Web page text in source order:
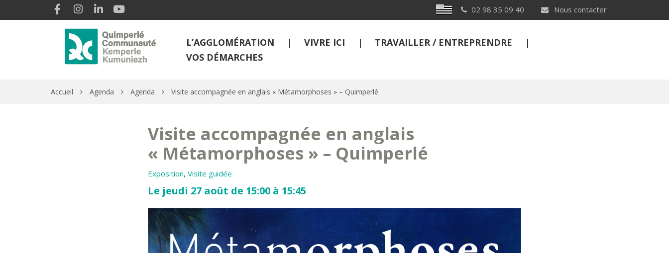
Gestion des traceurs Breton 02 98 35 09 40 Nous contacter
Lien vers le compte Facebook
Lien vers le compte Instagram
Lien vers le compte Linkedin
L’AGGLOMÉRATION VIVRE ICI
TRAVAILLER / ENTREPRENDRE
VOS DÉMARCHES
Accueil Agenda Agenda Visite accompagnée en anglais « Métamorphoses » – Quimperlé
Visite accompagnée en anglais
« Métamorphoses » – Quimperlé
Exposition, Visite guidée
Le jeudi 27 août de 15:00 à 15:45